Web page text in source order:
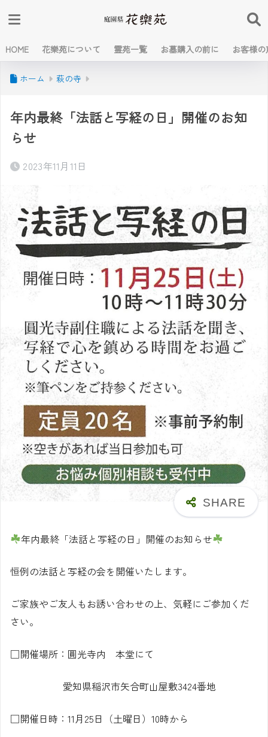
HOME 花樂苑について 霊苑一覧 お墓購入の前に お客様の
ホーム 萩の寺
年内最終「法話と写経の日」開催のお知
らせ
2023年11月11日
年内最終「法話と写経の日」開催のお知らせ
恒例の法話と写経の会を開催いたします。
ご家族やご友人もお誘い合わせの上、気軽にご参加くだ
さい。
□開催場所：圓光寺内 本堂にて
愛知県稲沢市矢合町山屋敷3424番地
□開催日時：11月25日（土曜日）10時から